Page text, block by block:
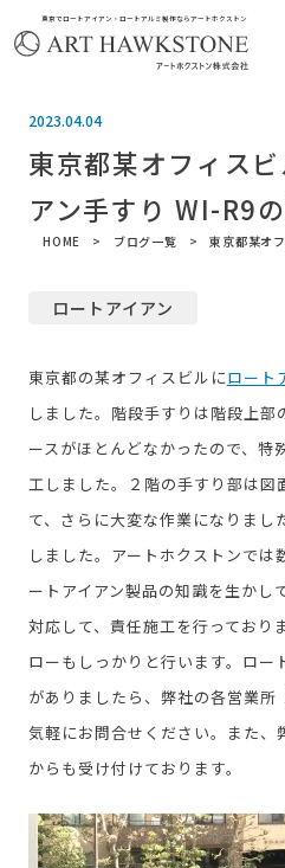
東京でロートアイアン・ロートアルミ製作ならアートホクストン
2023.04.04
東京都某オフィス
アン手すり WI-R9
HOME ブログ一覧
東京都某オ
ロートアイアン
東京都の某オフィスビルにロート
しました。階段手すりは階段上部
ースがほとんどなかったので、特
工しました。２階の手すり部は図
て、さらに大変な作業になりまし
しました。アートホクストンでは
ートアイアン製品の知識を生かし
対応して、責任施工を行っており
ローもしっかりと行います。ロー
がありましたら、弊社の各営業所
気軽にお問合せください。また、
からも受け付けております。